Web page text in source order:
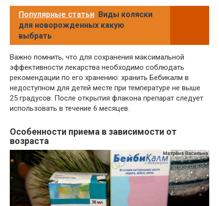
Популярные статьи Виды коляски
для новорожденных какую
выбрать
Важно помнить, что для сохранения максимальной
эффективности лекарства необходимо соблюдать
рекомендации по его хранению: хранить Бебикалм в
недоступном для детей месте при температуре не выше
25 градусов. После открытия флакона препарат следует
использовать в течение 6 месяцев.
Особенности приема в зависимости от
возраста